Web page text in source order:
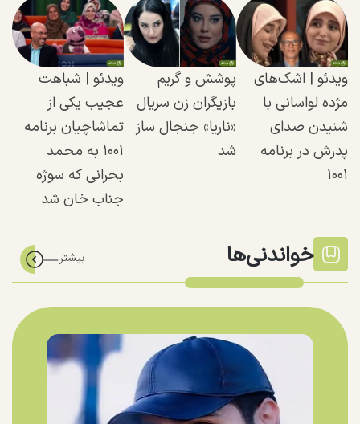
ویدئو | اشک‌های
مژده لواسانی با
شنیدن صدای
پدرش در برنامه
۱۰۰۱
پوشش و گریم
بازیگران زن سریال
«ناریا» جنجال ساز
شد
ویدئو | شباهت
عجیب یکی از
تماشاچیان برنامه
۱۰۰۱ به محمد
بحرانی که سوژه
جناب خان شد
خواندنی‌ها